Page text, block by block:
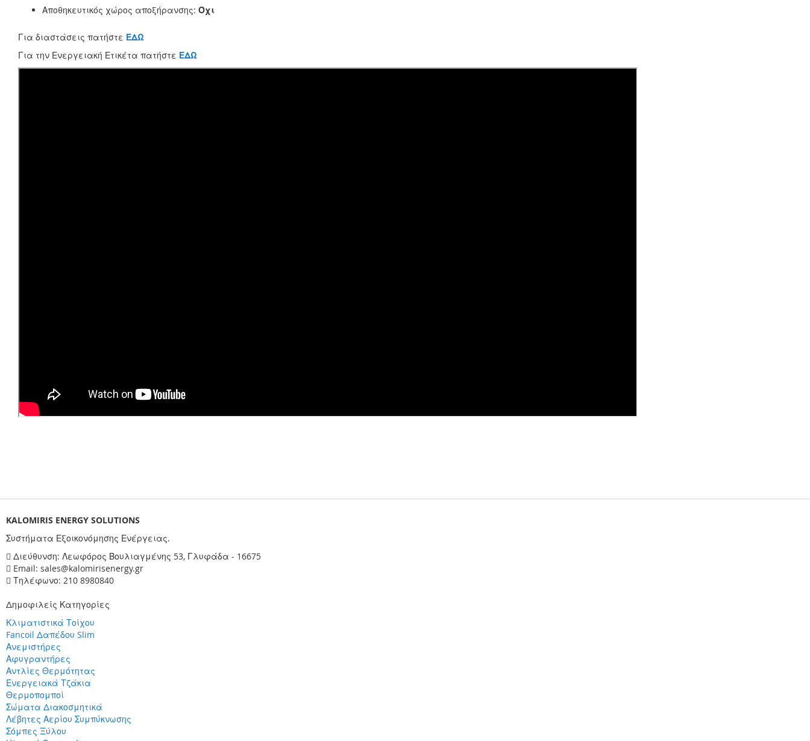
Αποθηκευτικός χώρος αποξήρανσης: Όχι
Για διαστάσεις πατήστε ΕΔΩ
Για την Ενεργειακή Ετικέτα πατήστε ΕΔΩ
KALOMIRIS ENERGY SOLUTIONS
Συστήματα Εξοικονόμησης Ενέργειας.
Διεύθυνση: Λεωφόρος Βουλιαγμένης 53, Γλυφάδα - 16675
Email: sales@kalomirisenergy.gr
Τηλέφωνο: 210 8980840
Δημοφιλείς Κατηγορίες
Κλιματιστικά Τοίχου
Fancoil Δαπέδου Slim
Ανεμιστήρες
Αφυγραντήρες
Αντλίες Θερμότητας
Ενεργειακά Τζάκια
Θερμοπομποί
Σώματα Διακοσμητικά
Λέβητες Αερίου Συμπύκνωσης
Σόμπες Ξύλου